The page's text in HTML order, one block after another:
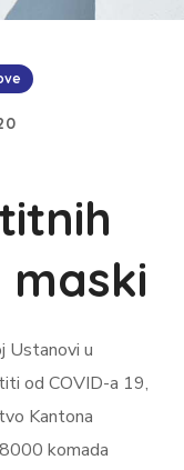
Ustanovi u
od COVID-a 19,
Kantona
komada